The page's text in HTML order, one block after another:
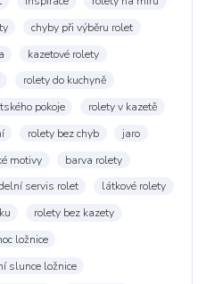
chyby při výběru rolet
kazetové rolety
rolety do kuchyně
pokoje
rolety v kazetě
rolety bez chyb
jaro
motivy
barva rolety
servis rolet
látkové rolety
rolety bez kazety
ložnice
slunce ložnice